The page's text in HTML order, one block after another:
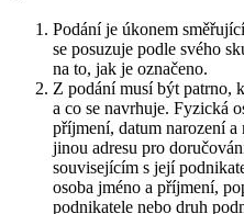
Podání je úkonem
se posuzuje podle svého
na to, jak je označeno.
Z podání musí být patrno,
a co se navrhuje. Fyzická
příjmení, datum narození
jinou adresu pro
souvisejícím s její
osoba jméno a příjmení,
podnikatele nebo druh